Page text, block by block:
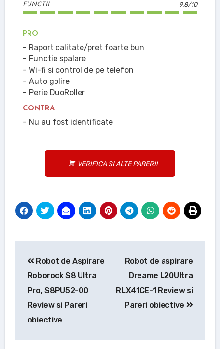
FUNCTII 9.8/10
PRO
Raport calitate/pret foarte bun
Functie spalare
Wi-fi si control de pe telefon
Auto golire
Perie DuoRoller
CONTRA
Nu au fost identificate
VERIFICA SI ALTE PARERI!
articole
Robot de Aspirare
Roborock S8 Ultra
Pro, S8PU52-00
Review si Pareri
obiective
Robot de aspirare
Dreame L20Ultra
RLX41CE-1 Review si
Pareri obiective